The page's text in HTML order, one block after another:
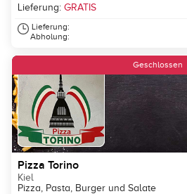
Lieferung: GRATIS
Lieferung:
Abholung:
Geschlossen
Pizza Torino
Kiel
Pizza, Pasta, Burger und Salate